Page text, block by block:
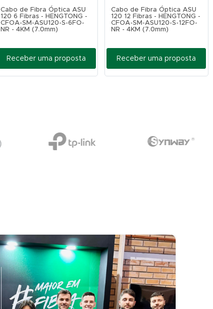
Cabo de Fibra Óptica ASU
120 6 Fibras - HENGTONG -
CFOA-SM-ASU120-S-6FO-
NR - 4KM (7.0mm)
Receber uma proposta
Cabo de Fibra Óptica ASU
120 12 Fibras - HENGTONG -
CFOA-SM-ASU120-S-12FO-
NR - 4KM (7.0mm)
Receber uma proposta